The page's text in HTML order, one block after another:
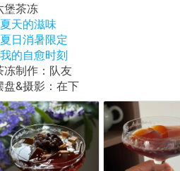
堡茶冻
天的滋味
日消暑限定
的自愈时刻
冻制作：队友
盘&摄影：在下